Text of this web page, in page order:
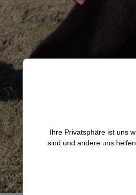
Ihre Privatsphäre ist uns
sind und andere uns